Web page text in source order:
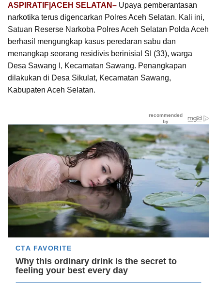
ASPIRATIF|ACEH SELATAN– Upaya pemberantasan
narkotika terus digencarkan Polres Aceh Selatan. Kali ini,
Satuan Reserse Narkoba Polres Aceh Selatan Polda Aceh
berhasil mengungkap kasus peredaran sabu dan
menangkap seorang residivis berinisial SI (33), warga
Desa Sawang I, Kecamatan Sawang. Penangkapan
dilakukan di Desa Sikulat, Kecamatan Sawang,
Kabupaten Aceh Selatan.